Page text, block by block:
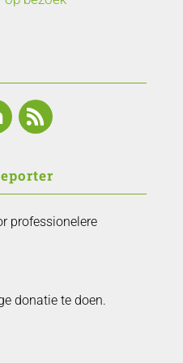
professionelere
donatie te doen.